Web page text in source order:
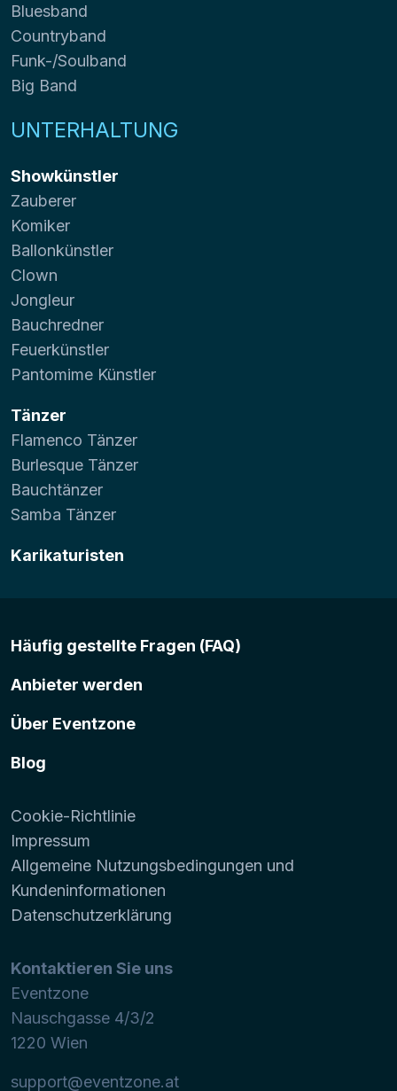
Bluesband
Countryband
Funk-/Soulband
Big Band
UNTERHALTUNG
Showkünstler
Zauberer
Komiker
Ballonkünstler
Clown
Jongleur
Bauchredner
Feuerkünstler
Pantomime Künstler
Tänzer
Flamenco Tänzer
Burlesque Tänzer
Bauchtänzer
Samba Tänzer
Karikaturisten
Häufig gestellte Fragen (FAQ)
Anbieter werden
Über Eventzone
Blog
Cookie-Richtlinie
Impressum
Allgemeine Nutzungsbedingungen und
Kundeninformationen
Datenschutzerklärung
Kontaktieren Sie uns
Eventzone
Nauschgasse 4/3/2
1220 Wien
support@eventzone.at